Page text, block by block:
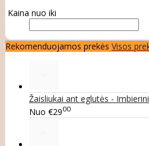
Kaina nuo iki
Rekomenduojamos prekės Visos
Žaisliukai ant eglutės -
Nuo €2900